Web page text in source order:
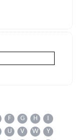
F G H
I
U V W
Y